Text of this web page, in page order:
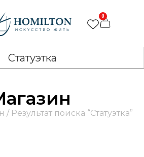
0
/ Результат поиска “Статуэтка”